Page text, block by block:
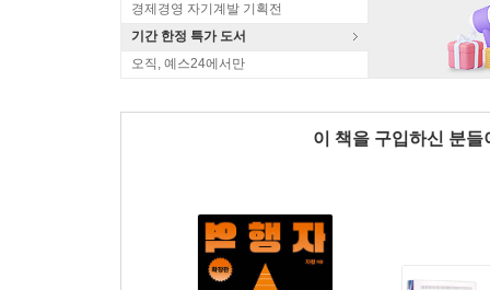
경제경영 자기계발 기획전
기간 한정 특가 도서
오직, 예스24에서만
이 책을 구입하신 분